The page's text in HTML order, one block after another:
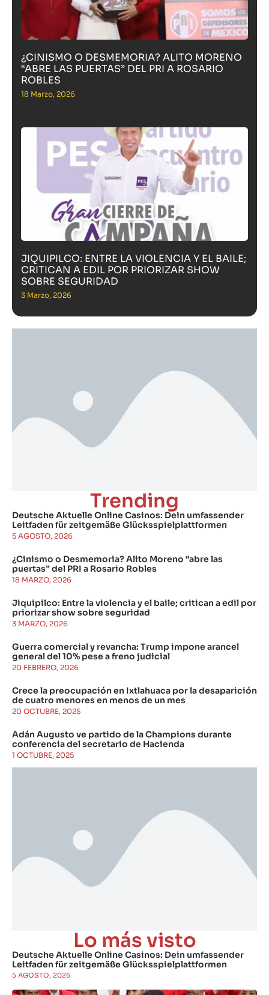
¿CINISMO O DESMEMORIA? ALITO MORENO
“ABRE LAS PUERTAS” DEL PRI A ROSARIO
ROBLES
18 Marzo, 2026
JIQUIPILCO: ENTRE LA VIOLENCIA Y EL BAILE;
CRITICAN A EDIL POR PRIORIZAR SHOW
SOBRE SEGURIDAD
3 Marzo, 2026
Trending
Deutsche Aktuelle Online Casinos: Dein umfassender
Leitfaden für zeitgemäße Glücksspielplattformen
5 AGOSTO, 2026
¿Cinismo o Desmemoria? Alito Moreno “abre las
puertas” del PRI a Rosario Robles
18 MARZO, 2026
Jiquipilco: Entre la violencia y el baile; critican a edil por
priorizar show sobre seguridad
3 MARZO, 2026
Guerra comercial y revancha: Trump impone arancel
general del 10% pese a freno judicial
20 FEBRERO, 2026
Crece la preocupación en Ixtlahuaca por la desaparición
de cuatro menores en menos de un mes
20 OCTUBRE, 2025
Adán Augusto ve partido de la Champions durante
conferencia del secretario de Hacienda
1 OCTUBRE, 2025
Lo más visto
Deutsche Aktuelle Online Casinos: Dein umfassender
Leitfaden für zeitgemäße Glücksspielplattformen
5 AGOSTO, 2026